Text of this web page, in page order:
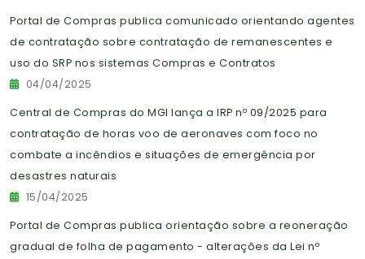
Portal de Compras publica comunicado orientando agentes
de contratação sobre contratação de remanescentes e
uso do SRP nos sistemas Compras e Contratos
04/04/2025
Central de Compras do MGI lança a IRP nº 09/2025 para
contratação de horas voo de aeronaves com foco no
combate a incêndios e situações de emergência por
desastres naturais
15/04/2025
Portal de Compras publica orientação sobre a reoneração
gradual de folha de pagamento - alterações da Lei nº